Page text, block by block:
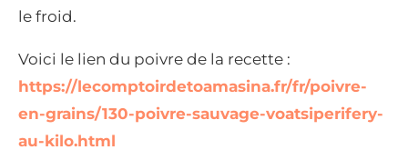
le froid.
Voici le lien du poivre de la recette :
https://lecomptoirdetoamasina.fr/fr/poivre-
en-grains/130-poivre-sauvage-voatsiperifery-
au-kilo.html